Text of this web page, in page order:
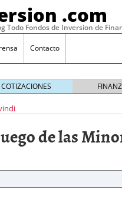
.com
Todo Fondos de Inversion de
Contacto
de las